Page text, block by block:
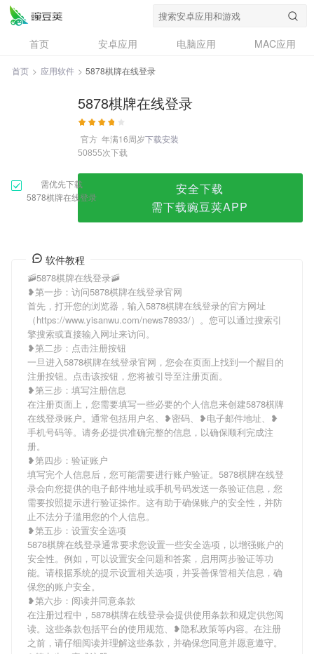
首页 安卓应用 电脑应用
MAC应用
资讯
专题
首页 > 应用软件 > 5878棋牌在线登录
5878棋牌在线登录
官方 年满16周岁下载安装
50855次下载
需优先下载
5878棋牌在线登录
安全下载
需下载豌豆荚APP
软件教程
🚠5878棋牌在线登录🚠
❥第一步：访问5878棋牌在线登录官网
首先，打开您的浏览器，输入5878棋牌在线登录的官方网址
（https://www.yisanwu.com/news78933/）。您可以通过搜索引
擎搜索或直接输入网址来访问。
❥第二步：点击注册按钮
一旦进入5878棋牌在线登录官网，您会在页面上找到一个醒目的
注册按钮。点击该按钮，您将被引导至注册页面。
❥第三步：填写注册信息
在注册页面上，您需要填写一些必要的个人信息来创建5878棋牌
在线登录账户。通常包括用户名、❥密码、❥电子邮件地址、❥
手机号码等。请务必提供准确完整的信息，以确保顺利完成注
册。
❥第四步：验证账户
填写完个人信息后，您可能需要进行账户验证。5878棋牌在线登
录会向您提供的电子邮件地址或手机号码发送一条验证信息，您
需要按照提示进行验证操作。这有助于确保账户的安全性，并防
止不法分子滥用您的个人信息。
❥第五步：设置安全选项
5878棋牌在线登录通常要求您设置一些安全选项，以增强账户的
安全性。例如，可以设置安全问题和答案，启用两步验证等功
能。请根据系统的提示设置相关选项，并妥善保管相关信息，确
保您的账户安全。
❥第六步：阅读并同意条款
在注册过程中，5878棋牌在线登录会提供使用条款和规定供您阅
读。这些条款包括平台的使用规范、❥隐私政策等内容。在注册
之前，请仔细阅读并理解这些条款，并确保您同意并愿意遵守。